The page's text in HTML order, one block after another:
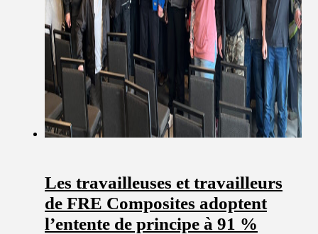
Les travailleuses et travailleurs
de FRE Composites adoptent
l’entente de principe à 91 %